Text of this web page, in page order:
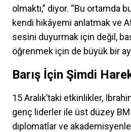
olmaktı,” diyor. “Bu ortamda
kendi hikâyemi anlatmak ve
sesini duyurmak için değil,
öğrenmek için de büyük bir
Barış İçin Şimdi
15 Aralık’taki etkinlikler,
genç liderler ile üst düzey
diplomatlar ve